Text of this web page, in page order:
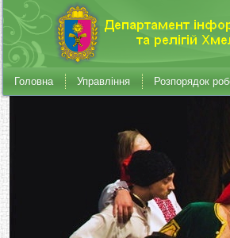
Головна Управління Розпорядок